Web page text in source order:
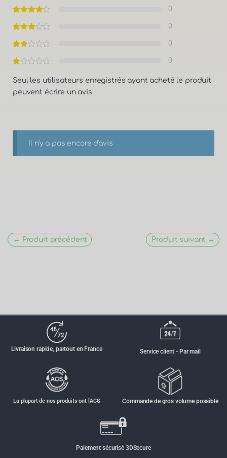
0
0
0
0
Seul les utilisateurs enregistrés ayant acheté le produit
peuvent écrire un avis
Il n'y a pas encore d'avis
← Produit précédent Produit suivant →
Livraison rapide, partout en France Service client - Par mail
La plupart de nos produits ont l'ACS Commande de gros volume possible
Paiement sécurisé 3DSecure